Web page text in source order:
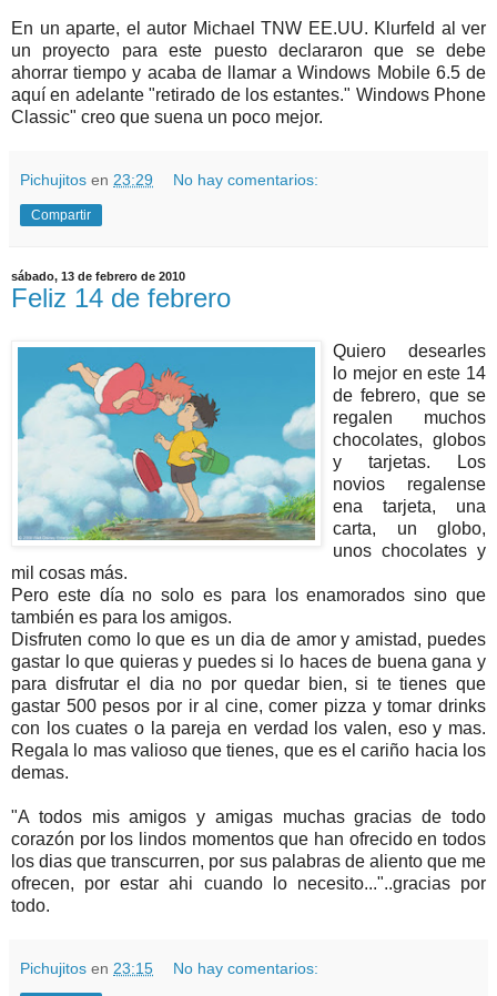
En un aparte, el autor Michael TNW EE.UU. Klurfeld al ver
un proyecto para este puesto declararon que se debe
ahorrar tiempo y acaba de llamar a Windows Mobile 6.5 de
aquí en adelante "retirado de los estantes." Windows Phone
Classic" creo que suena un poco mejor.
Pichujitos en 23:29 No hay comentarios:
Compartir
sábado, 13 de febrero de 2010
Feliz 14 de febrero
Quiero desearles
lo mejor en este 14
de febrero, que se
regalen muchos
chocolates, globos
y tarjetas. Los
novios regalense
ena tarjeta, una
carta, un globo,
unos chocolates y
mil cosas más.
Pero este día no solo es para los enamorados sino que
también es para los amigos.
Disfruten como lo que es un dia de amor y amistad, puedes
gastar lo que quieras y puedes si lo haces de buena gana y
para disfrutar el dia no por quedar bien, si te tienes que
gastar 500 pesos por ir al cine, comer pizza y tomar drinks
con los cuates o la pareja en verdad los valen, eso y mas.
Regala lo mas valioso que tienes, que es el cariño hacia los
demas.
"A todos mis amigos y amigas muchas gracias de todo
corazón por los lindos momentos que han ofrecido en todos
los dias que transcurren, por sus palabras de aliento que me
ofrecen, por estar ahi cuando lo necesito..."..gracias por
todo.
Pichujitos en 23:15 No hay comentarios: